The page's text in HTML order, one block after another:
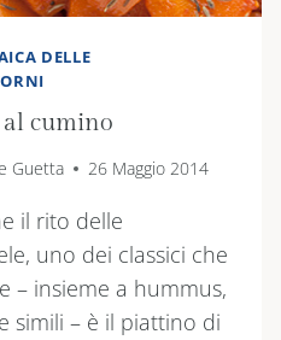
DELLE
cumino
Guetta 26 Maggio 2014
il rito delle
uno dei classici che
– insieme a hummus,
simili – è il piattino di